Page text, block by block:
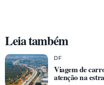
Leia também
DF
Viagem de
atenção na